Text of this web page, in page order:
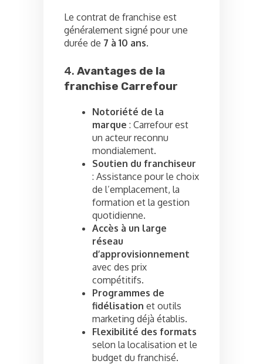
Le contrat de franchise est
généralement signé pour une
durée de 7 à 10 ans.
4. Avantages de la
franchise Carrefour
Notoriété de la
marque : Carrefour est
un acteur reconnu
mondialement.
Soutien du franchiseur
: Assistance pour le choix
de l’emplacement, la
formation et la gestion
quotidienne.
Accès à un large
réseau
d’approvisionnement
avec des prix
compétitifs.
Programmes de
fidélisation et outils
marketing déjà établis.
Flexibilité des formats
selon la localisation et le
budget du franchisé.